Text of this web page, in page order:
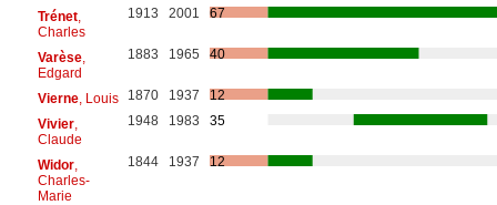
Trénet,
Charles
1913 2001 67
Varèse,
Edgard
1883 1965 40
Vierne, Louis 1870 1937
12
Vivier,
Claude
1948 1983 35
Widor,
Charles-
Marie
1844 1937 12